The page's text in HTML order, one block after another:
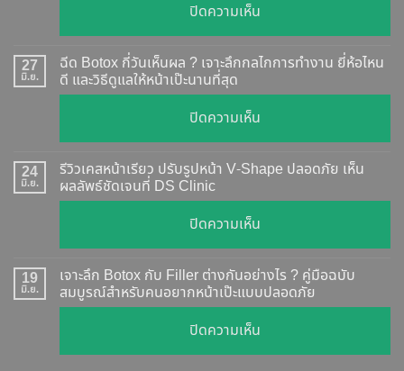
ปิดความเห็น
Botox
แท้
อย่างไร
อัปเดต
2026
ยี่ห้อ
แบบ
27
มิ.ย.
ฉีด Botox กี่วันเห็นผล ? เจาะลึกกลไกการทำงาน ยี่ห้อไหน
ดี และวิธีดูแลให้หน้าเป๊ะนานที่สุด
ปิดความเห็น
ฉีด
Botox
วัน
ผล
?
เจาะ
24
มิ.ย.
รีวิวเคสหน้าเรียว ปรับรูปหน้า V-Shape ปลอดภัย เห็น
ผลลัพธ์ชัดเจนที่ DS Clinic
ปิดความเห็น
รีวิว
เคส
หน้า
เรียว
รูป
19
มิ.ย.
เจาะลึก Botox กับ Filler ต่างกันอย่างไร ? คู่มือฉบับ
สมบูรณ์สำหรับคนอยากหน้าเป๊ะแบบปลอดภัย
ปิดความเห็น
เจาะ